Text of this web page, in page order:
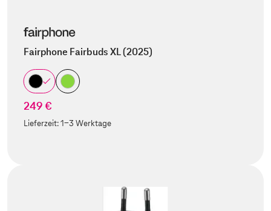
Fairphone Fairbuds XL (2025)
249 €
Lieferzeit:1-3 Werktage